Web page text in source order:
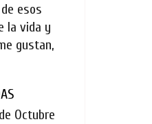
esos
la vida y
gustan,
Octubre